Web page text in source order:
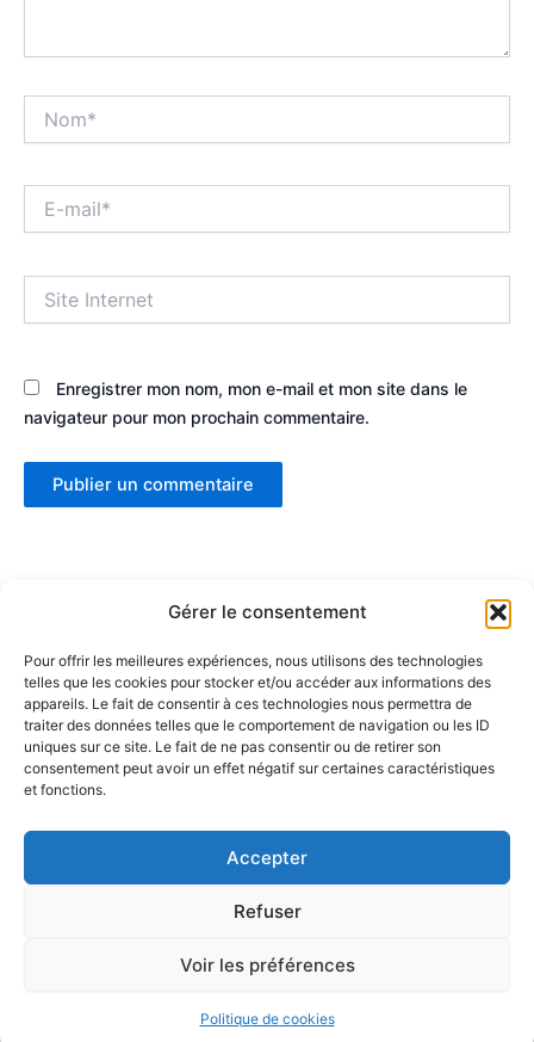
Gérer le consentement
Pour offrir les meilleures expériences, nous utilisons des technologies
telles que les cookies pour stocker et/ou accéder aux informations des
appareils. Le fait de consentir à ces technologies nous permettra de
traiter des données telles que le comportement de navigation ou les ID
uniques sur ce site. Le fait de ne pas consentir ou de retirer son
consentement peut avoir un effet négatif sur certaines caractéristiques
et fonctions.
Accepter
Refuser
Voir les préférences
Politique de cookies
mail*
Internet
Enregistrer mon nom, mon e-mail et mon site dans le
navigateur pour mon prochain commentaire.
Partenaires :
LaMaisonDuDonut
LaBelleBiere
Copyright © 2026 La Renverse | Propulsé par